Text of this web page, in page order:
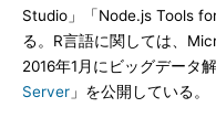
Studio」「Node.js Tools
る。R言語に関しては、
2016年1月にビッグデータ
Server 」を公開している。